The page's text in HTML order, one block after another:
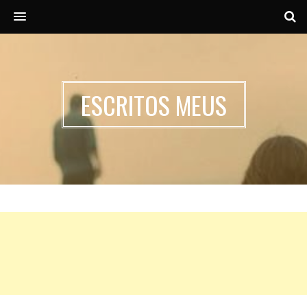
MENU
ESCRITOS MEUS